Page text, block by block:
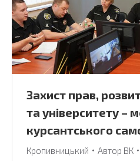
Захист прав,
та університету –
курсантського
Кропивницький Автор ВК